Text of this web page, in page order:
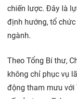
chiến lược. Đây là
định hướng, tổ
ngành.
Theo Tổng Bí thư,
không chỉ phục vụ
động tham mưu với